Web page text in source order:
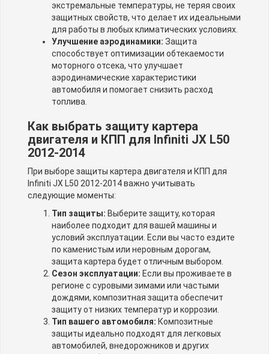
экстремальные температуры, не теряя своих
защитных свойств, что делает их идеальными
для работы в любых климатических условиях.
Улучшение аэродинамики: Защита
способствует оптимизации обтекаемости
моторного отсека, что улучшает
аэродинамические характеристики
автомобиля и помогает снизить расход
топлива.
Как выбрать защиту картера
двигателя и КПП для Infiniti JX L50
2012-2014
При выборе защиты картера двигателя и КПП для
Infiniti JX L50 2012-2014 важно учитывать
следующие моменты:
Тип защиты: Выберите защиту, которая
наиболее подходит для вашей машины и
условий эксплуатации. Если вы часто ездите
по каменистым или неровным дорогам,
защита картера будет отличным выбором.
Сезон эксплуатации: Если вы проживаете в
регионе с суровыми зимами или частыми
дождями, композитная защита обеспечит
защиту от низких температур и коррозии.
Тип вашего автомобиля: Композитные
защиты идеально подходят для легковых
автомобилей, внедорожников и других